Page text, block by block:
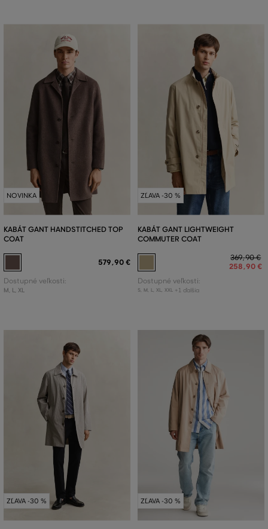
NOVINKA
KABÁT GANT HANDSTITCHED TOP
COAT
579,90 €
Dostupné veľkosti:
M L XL
ZĽAVA -30 %
KABÁT GANT LIGHTWEIGHT
COMMUTER COAT
369,90 €
258,90 €
Dostupné veľkosti:
S, M L, XL, XXL +1 ďalšia
ZĽAVA -30 % ZĽAVA -30 %